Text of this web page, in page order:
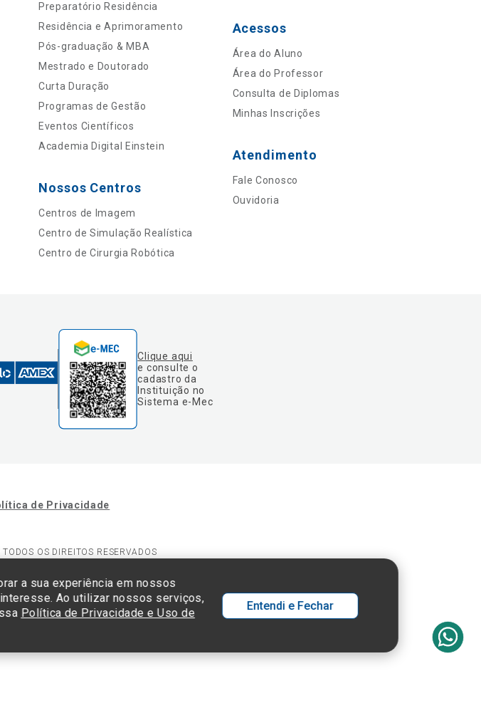
Preparatório Residência
Residência e Aprimoramento
Pós-graduação & MBA
Mestrado e Doutorado
Curta Duração
Programas de Gestão
Eventos Científicos
Academia Digital Einstein
Nossos Centros
Centros de Imagem
Centro de Simulação Realística
Centro de Cirurgia Robótica
Acessos
Área do Aluno
Área do Professor
Consulta de Diplomas
Minhas Inscrições
Atendimento
Fale Conosco
Ouvidoria
Clique aqui
e consulte o
cadastro da
Instituição no
Sistema e-Mec
de Privacidade
TODOS OS DIREITOS RESERVADOS
a sua experiência em nossos
Ao utilizar nossos serviços,
Política de Privacidade e Uso de
Entendi e Fechar